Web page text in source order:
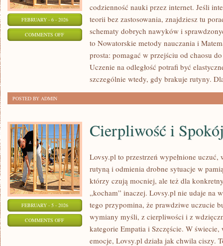
FEBRUARY - 6 - 2026
COMMENTS OFFON
DORADZTWO
ZAWODOWE
codzienność nauki przez internet. Jeśli
teorii bez zastosowania, znajdziesz tu
schematy dobrych nawyków i
to Nowatorskie metody nauczania i
prosta: pomagać w przejściu od chaosu
Uczenie na odległość potrafi być
szczególnie wtedy, gdy brakuje rutyny.
POSTED BY ADMIN
FEBRUARY - 5 - 2026
COMMENTS OFFON
CIERPLIWOŚĆ
Cierpliwość i
Lovsy.pl to przestrzeń wypełnione
rutyną i odmienia drobne sytuacje w
którzy czują mocniej, ale też dla
„kocham” inaczej. Lovsy.pl nie udaje na
tego przypomina, że prawdziwe uczucie
wymiany myśli, z cierpliwości i z
kategorie Empatia i Szczęście. W świecie,
emocje, Lovsy.pl działa jak chwila ciszy.